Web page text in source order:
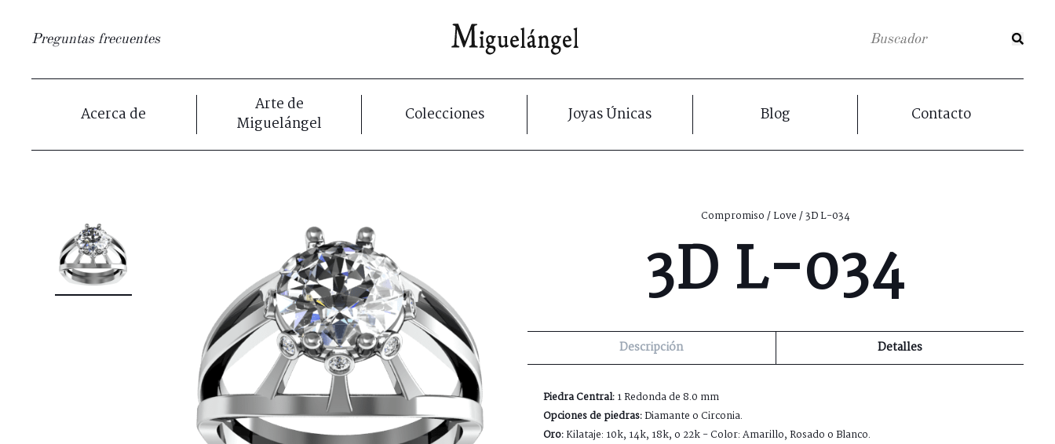
Preguntas frecuentes
Acerca de
Arte de
Miguelángel
Colecciones Joyas Únicas Blog Contacto
Compromiso/Love/ 3D L-034
3D L-034
Descripción Detalles
Piedra Central:1 Redonda de 8.0 mm
Opciones de piedras:Diamante o Circonia.
Oro:Kilataje: 10k, 14k, 18k, o 22k - Color: Amarillo, Rosado o Blanco.